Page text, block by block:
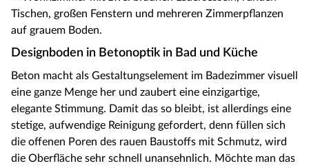
Designboden in Betonoptik in Bad und Küche
Beton macht als Gestaltungselement im Badezimmer visuell
eine ganze Menge her und zaubert eine einzigartige,
elegante Stimmung. Damit das so bleibt, ist allerdings eine
stetige, aufwendige Reinigung gefordert, denn füllen sich
die offenen Poren des rauen Baustoffs mit Schmutz, wird
die Oberfläche sehr schnell unansehnlich. Möchte man das